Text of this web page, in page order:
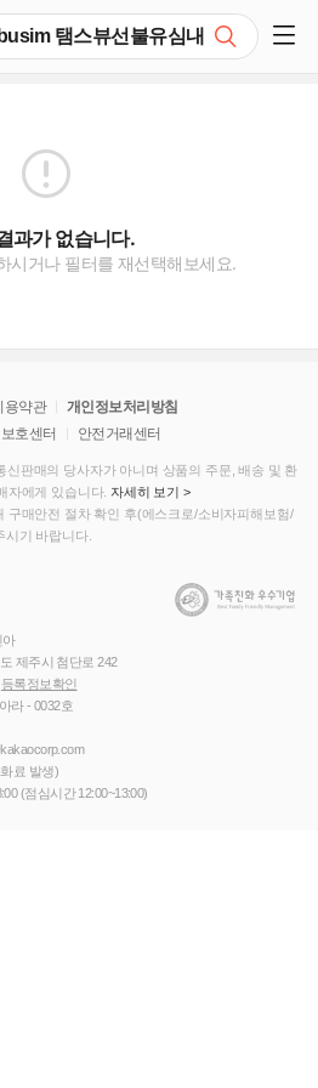
과가 없습니다.
시거나 필터를 재선택해보세요.
용약관
개인정보처리방침
호센터
안전거래센터
판매의 당사자가 아니며 상품의 주문, 배송 및 환
자에게 있습니다. 자세히 보기 >
구매안전 절차 확인 후(에스크로/소비자피해보험/
기 바랍니다.
아
제주시 첨단로 242
등록정보확인
라 - 0032호
료 발생)
(점심시간 12:00~13:00)